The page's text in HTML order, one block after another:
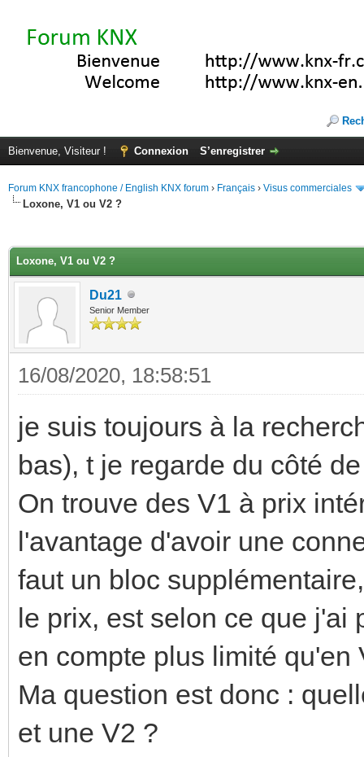
Bienvenue, Visiteur ! Connexion S’enregistrer
Forum KNX francophone / English KNX forum › Français › Visus commerciales
Loxone, V1 ou V2 ?
Loxone, V1 ou V2 ?
Du21
Senior Member
16/08/2020, 18:58:51
je suis toujours à la
bas), t je regarde du côté
On trouve des V1 à prix
l'avantage d'avoir une
faut un bloc
le prix, est selon ce que j'ai
en compte plus limité qu'en
Ma question est donc :
et une V2 ?